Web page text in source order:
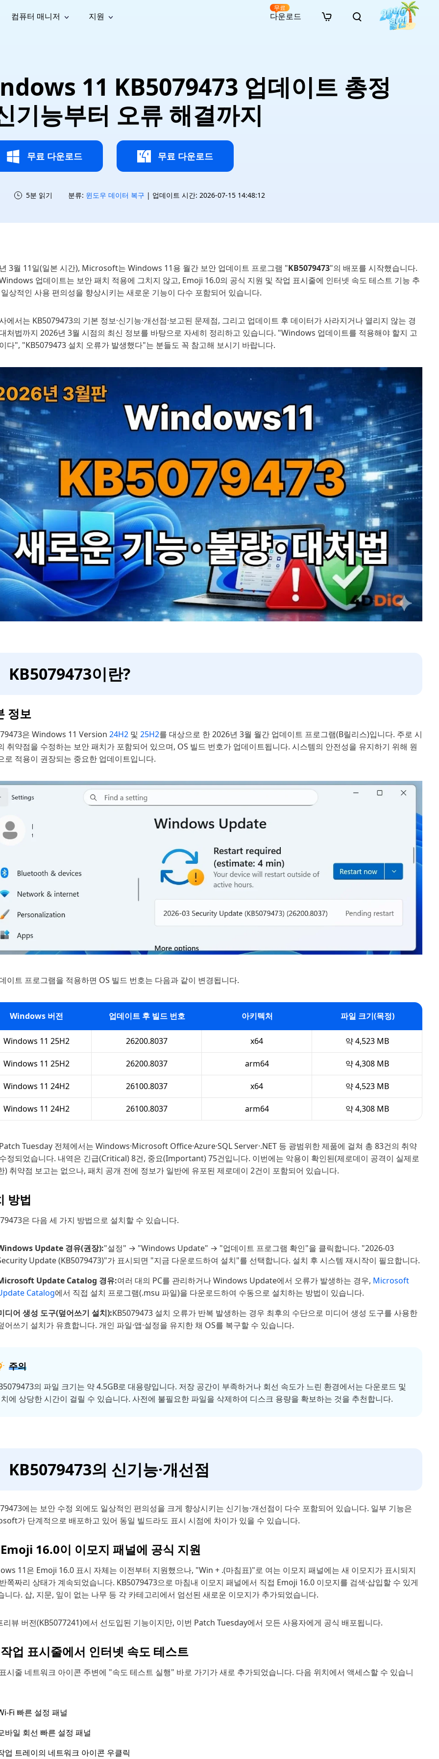
데이터 복구
메시지 복구
LINE 데이터 복구
백업 없이 LINE 채팅 복구
· USB 복구
· 파티션 복구
· 한글 파일 복구
· 오피스 파일 복구
· 사진 복구
· 동영상 복구
복구
구
오디오
복구
질 높이
기
AI
질 높이
기
AI
온라인 사진 복구
온라인 문서 복구
온라인 오디오 복구
· 시네마틱 AI 이미지 프롬프트
· 애니메이션 실사 변환 프롬프트
컴퓨터 매니저
색 및 삭제
브랜드 리뉴얼
및 정밀 클린
Windows DLL 오류 수정
손상된 PST/OST 파일 복구
· 하드 디스크 복사
· 중복 파일 찾기 (Mac)
· C 드라이브 확장
· 디스크 공간 확보 (Win)
· MBR GPT 변환
· Mac 저장 공간 최적화
지원
드 센터
결 방법
다운로드
무료
11 KB5079473 업데이트 총정
기능부터 오류 해결까지
무료 다운로드 무료 다운로드
5분 읽기 분류: 윈도우 데이터 복구 | 업데이트 시간: 2026-07-15 14:48:12
3월 11일(일본 시간), Microsoft는 Windows 11용 월간 보안 업데이트 프로그램 "KB5079473"의 배포를 시작했습니다.
업데이트는 보안 패치 적용에 그치지 않고, Emoji 16.0의 공식 지원 및 작업 표시줄에 인터넷 속도 테스트 기능 추
상적인 사용 편의성을 향상시키는 새로운 기능이 다수 포함되어 있습니다.
에서는 KB5079473의 기본 정보·신기능·개선점·보고된 문제점, 그리고 업데이트 후 데이터가 사라지거나 열리지 않는 경
처법까지 2026년 3월 시점의 최신 정보를 바탕으로 자세히 정리하고 있습니다. "Windows 업데이트를 적용해야 할지 고
다", "KB5079473 설치 오류가 발생했다"는 분들도 꼭 참고해 보시기 바랍니다.
KB5079473이란?
정보
은 Windows 11 Version 24H2 및 25H2를 대상으로 한 2026년 3월 월간 업데이트 프로그램(B릴리스)입니다. 주로 시
취약점을 수정하는 보안 패치가 포함되어 있으며, OS 빌드 번호가 업데이트됩니다. 시스템의 안전성을 유지하기 위해 원
로 적용이 권장되는 중요한 업데이트입니다.
이트 프로그램을 적용하면 OS 빌드 번호는 다음과 같이 변경됩니다.
Windows 버전 업데이트 후 빌드 번호 아키텍처 파일 크기(목정)
Windows 11 25H2 26200.8037 x64 약 4,523 MB
Windows 11 25H2 26200.8037 arm64 약 4,308 MB
Windows 11 24H2 26100.8037 x64 약 4,523 MB
Windows 11 24H2 26100.8037 arm64 약 4,308 MB
Tuesday 전체에서는 Windows·Microsoft Office·Azure·SQL Server·.NET 등 광범위한 제품에 걸쳐 총 83건의 취약
정되었습니다. 내역은 긴급(Critical) 8건, 중요(Important) 75건입니다. 이번에는 악용이 확인된(제로데이 공격이 실제로
) 취약점 보고는 없으나, 패치 공개 전에 정보가 일반에 유포된 제로데이 2건이 포함되어 있습니다.
방법
은 다음 세 가지 방법으로 설치할 수 있습니다.
Update 경유(권장):"설정" → "Windows Update" → "업데이트 프로그램 확인"을 클릭합니다. "2026-03
Update (KB5079473)"가 표시되면 "지금 다운로드하여 설치"를 선택합니다. 설치 후 시스템 재시작이 필요합니다.
Update Catalog 경유:여러 대의 PC를 관리하거나 Windows Update에서 오류가 발생하는 경우, Microsoft
Catalog에서 직접 설치 프로그램(.msu 파일)을 다운로드하여 수동으로 설치하는 방법이 있습니다.
디어 생성 도구(덮어쓰기 설치):KB5079473 설치 오류가 반복 발생하는 경우 최후의 수단으로 미디어 생성 도구를 사용한
어쓰기 설치가 유효합니다. 개인 파일·앱·설정을 유지한 채 OS를 복구할 수 있습니다.
주의
의 파일 크기는 약 4.5GB로 대용량입니다. 저장 공간이 부족하거나 회선 속도가 느린 환경에서는 다운로드 및
에 상당한 시간이 걸릴 수 있습니다. 사전에 불필요한 파일을 삭제하여 디스크 용량을 확보하는 것을 추천합니다.
KB5079473의 신기능·개선점
에는 보안 수정 외에도 일상적인 편의성을 크게 향상시키는 신기능·개선점이 다수 포함되어 있습니다. 일부 기능은
가 단계적으로 배포하고 있어 동일 빌드라도 표시 시점에 차이가 있을 수 있습니다.
16.0이 이모지 패널에 공식 지원
11은 Emoji 16.0 표시 자체는 이전부터 지원했으나, "Win + .(마침표)"로 여는 이모지 패널에는 새 이모지가 표시되지
쪽짜리 상태가 계속되었습니다. KB5079473으로 마침내 이모지 패널에서 직접 Emoji 16.0 이모지를 검색·삽입할 수 있게
니다. 삽, 지문, 잎이 없는 나무 등 각 카테고리에서 엄선된 새로운 이모지가 추가되었습니다.
리뷰 버전(KB5077241)에서 선도입된 기능이지만, 이번 Patch Tuesday에서 모든 사용자에게 공식 배포됩니다.
업 표시줄에서 인터넷 속도 테스트
시줄 네트워크 아이콘 주변에 "속도 테스트 실행" 바로 가기가 새로 추가되었습니다. 다음 위치에서 액세스할 수 있습니
Fi 빠른 설정 패널
바일 회선 빠른 설정 패널
업 트레이의 네트워크 아이콘 우클릭